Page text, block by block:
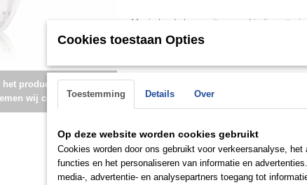
product onlangs in de
wij contact met u op.
Mooie brede baan, uitgevoerd in
Cookies toestaan Opties
Toestemming Details Over
Op deze website worden cookies gebruikt
Cookies worden door ons gebruikt voor verkeersanalyse,
functies en het personaliseren van informatie en
media-, advertentie- en analysepartners toegang tot